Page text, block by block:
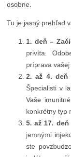
osobne.
Tu je jasný prehľad
1. deň –
privíta.
príprava vašej
2. až 4. deň
Špecialisti v
Vaše
konkrétny typ
5. až 17.
jemnými
ste